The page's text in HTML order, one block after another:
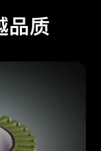
品质